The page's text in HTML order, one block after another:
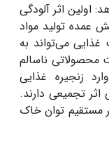
اولین اثر آلودگی
عمده تولید مواد
می‌تواند به
ناسالم
زنجیره غذایی
تجمیعی دارند.
مستقیم توان خاک